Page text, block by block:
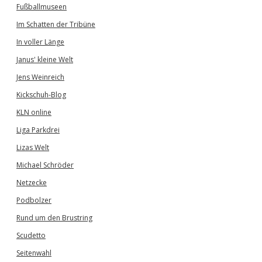
Fußballmuseen
Im Schatten der Tribüne
In voller Länge
Janus' kleine Welt
Jens Weinreich
Kickschuh-Blog
KLN online
Liga Parkdrei
Lizas Welt
Michael Schröder
Netzecke
Podbolzer
Rund um den Brustring
Scudetto
Seitenwahl